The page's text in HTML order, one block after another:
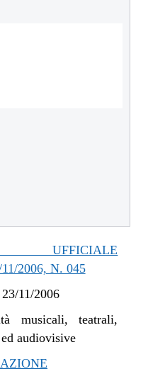
UFFICIALE
2006, N. 045
23/11/2006
musicali, teatrali,
audiovisive